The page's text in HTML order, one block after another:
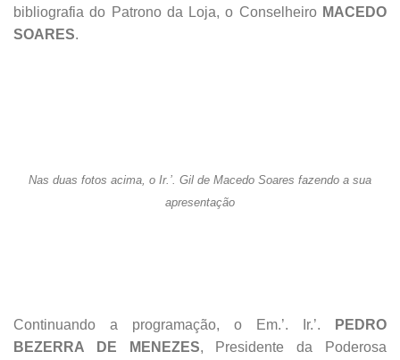
bibliografia do Patrono da Loja, o Conselheiro MACEDO
SOARES.
Nas duas fotos acima, o Ir.’. Gil de Macedo Soares fazendo a sua
apresentação
Continuando a programação, o Em.’. Ir.’.
PEDRO
BEZERRA DE MENEZES, Presidente da Poderosa